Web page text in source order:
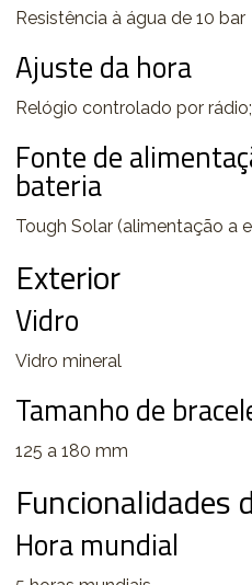
Resistência à água de 10 bar
Ajuste da hora
Relógio controlado por
Fonte de
bateria
Tough Solar (alimentação a
Exterior
Vidro
Vidro mineral
Tamanho de
125 a 180 mm
Funcionalidades
Hora mundial